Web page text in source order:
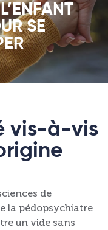
SE
vis-à-vis
de
la pédopsychiatre
un vide sans